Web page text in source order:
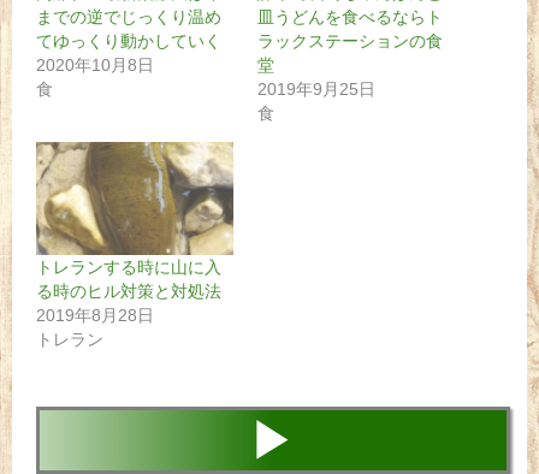
までの逆でじっくり温め
てゆっくり動かしていく
2020年10月8日
食
皿うどんを食べるならト
ラックステーションの食
堂
2019年9月25日
食
トレランする時に山に入
る時のヒル対策と対処法
2019年8月28日
トレラン
▶